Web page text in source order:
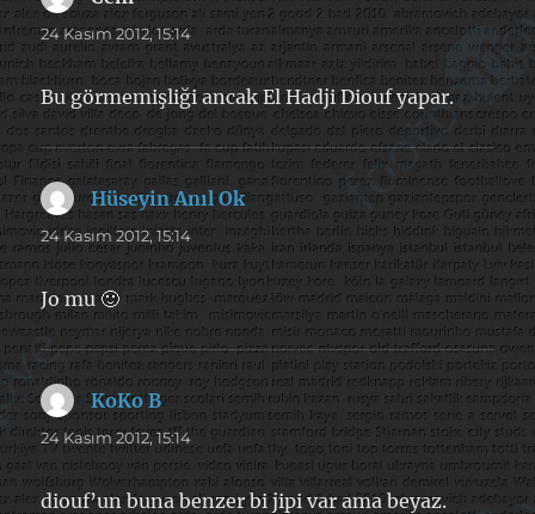
ki:
24 Kasım 2012, 15:14
Bu görmemişliği ancak El Hadji Diouf yapar.
Hüseyin Anıl Ok dedi
ki:
24 Kasım 2012, 15:14
Jo mu 🙂
KoKo Bdedi
ki:
24 Kasım 2012, 15:14
diouf’un buna benzer bi jipi var ama beyaz.